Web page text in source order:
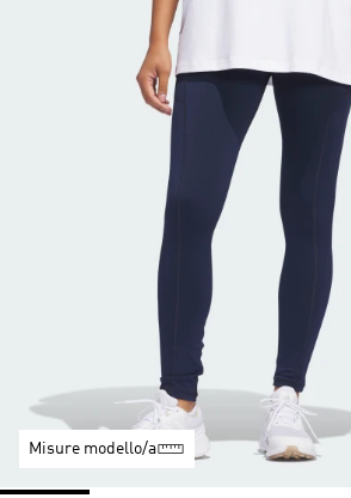
Misure modello/a